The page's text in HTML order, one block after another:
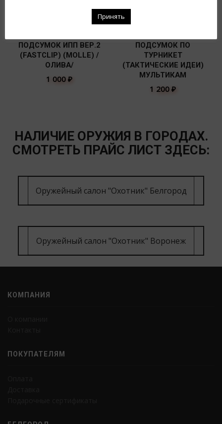
ПОДСУМОК ИПП ВЕР.2
(FASTCLIP) (MOLLE) /
ОЛИВА/
1 000 ₽
ПОДСУМОК ПО
ТУРНИКЕТ
(ТАКТИЧЕСКИЕ ИДЕИ)
МУЛЬТИКАМ
1 200 ₽
НАЛИЧИЕ ОРУЖИЯ В ГОРОДАХ.
СМОТРЕТЬ ПРАЙС ЛИСТ ЗДЕСЬ:
Оружейный салон "Охотник" Белгород
Оружейный салон "Охотник" Воронеж
КОМПАНИЯ
ПОКУПАТЕЛЯМ
Принять